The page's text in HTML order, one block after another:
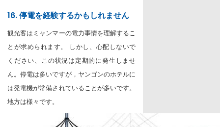
16. 停電を経験するかもしれません
観光客はミャンマーの電力事情を理解するこ
とが求められます。 しかし、心配しないで
ください、この状況は定期的に発生しませ
ん。停電は多いですが，ヤンゴンのホテルに
は発電機が常備されていることが多いです。
地方は様々です。